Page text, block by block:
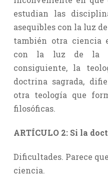
estudian las
asequibles con la luz
también otra ciencia
con la luz de la
consiguiente, la
doctrina sagrada,
otra teología que
filosóficas.
ARTÍCULO 2: Si la
Dificultades. Parece
ciencia.